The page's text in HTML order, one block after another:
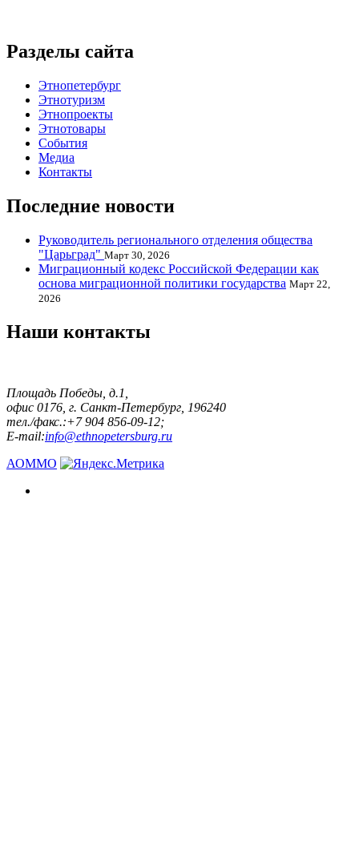
Разделы сайта
Этнопетербург
Этнотуризм
Этнопроекты
Этнотовары
События
Медиа
Контакты
Последние новости
Руководитель регионального отделения общества
"Царьград" Март 30, 2026
Миграционный кодекс Российской Федерации как
основа миграционной политики государства Март 22,
2026
Наши контакты
Площадь Победы, д.1,
офис 0176, г. Санкт-Петербург, 196240
тел./факс.:+7 904 856-09-12;
E-mail:info@ethnopetersburg.ru
АОММО